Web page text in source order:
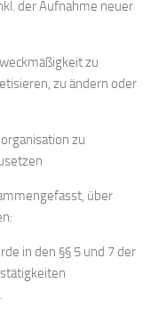
der Aufnahme neuer
zu
zu ändern oder
zu
über
in den §§ 5 und 7 der